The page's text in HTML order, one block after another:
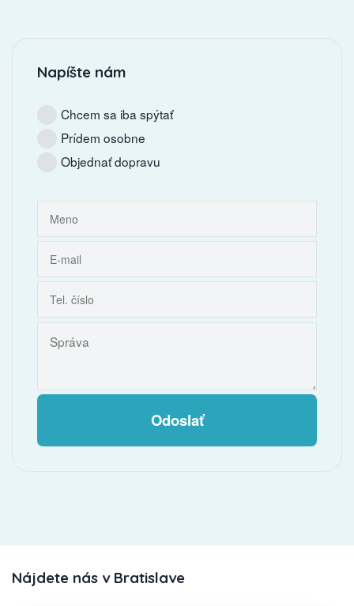
Napíšte nám
Chcem sa iba spýtať
Prídem osobne
Objednať dopravu
Odoslať
Nájdete nás v Bratislave